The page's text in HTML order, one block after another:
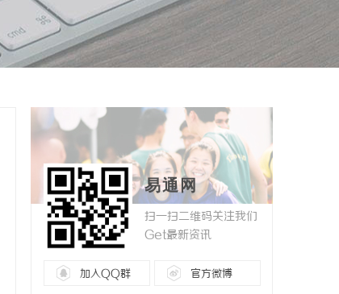
易通网
扫一扫二维码关注我们
Get最新资讯
加入QQ群 官方微博